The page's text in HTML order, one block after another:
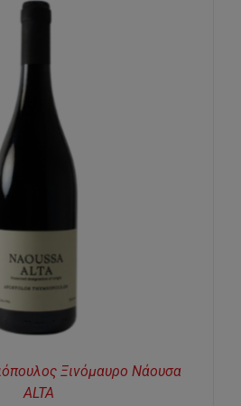
Ξινόμαυρο Νάουσα
ALTA